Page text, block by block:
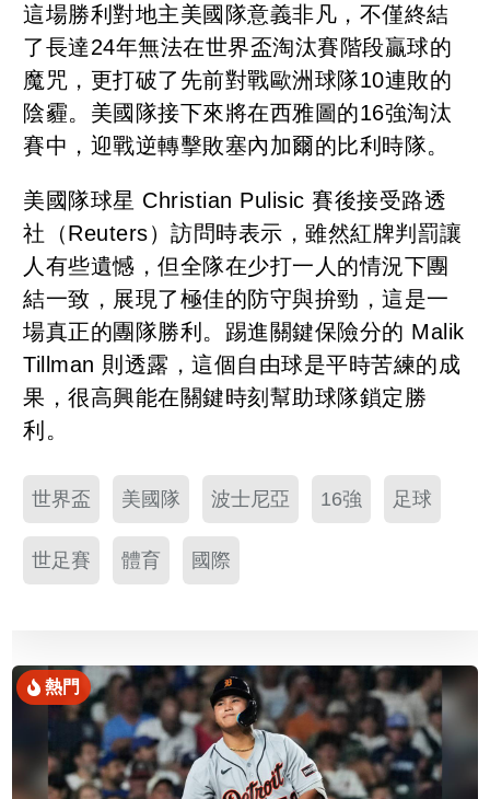
這場勝利對地主美國隊意義非凡，不僅終結
了長達24年無法在世界盃淘汰賽階段贏球的
魔咒，更打破了先前對戰歐洲球隊10連敗的
陰霾。美國隊接下來將在西雅圖的16強淘汰
賽中，迎戰逆轉擊敗塞內加爾的比利時隊。
美國隊球星 Christian Pulisic 賽後接受路透
社（Reuters）訪問時表示，雖然紅牌判罰讓
人有些遺憾，但全隊在少打一人的情況下團
結一致，展現了極佳的防守與拚勁，這是一
場真正的團隊勝利。踢進關鍵保險分的 Malik
Tillman 則透露，這個自由球是平時苦練的成
果，很高興能在關鍵時刻幫助球隊鎖定勝
利。
世界盃 美國隊 波士尼亞 16強 足球
世足賽 體育 國際
熱門